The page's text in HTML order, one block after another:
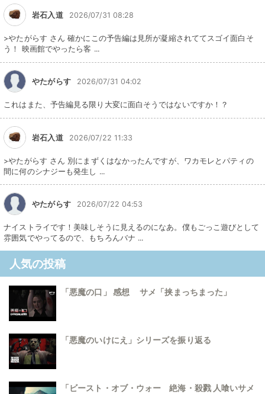
岩石入道 2026/07/31 08:28
>やたがらす さん 確かにこの予告編は見所が凝縮されててスゴイ面白そ
う！ 映画館でやったら客 ...
やたがらす 2026/07/31 04:02
これはまた、予告編見る限り大変に面白そうではないですか！？
岩石入道 2026/07/22 11:33
>やたがらす さん 別にまずくはなかったんですが、ワカモレとパティの
間に何のシナジーも発生し ...
やたがらす 2026/07/22 04:53
ナイストライです！美味しそうに見えるのになあ。僕もごっこ遊びとして
雰囲気でやってるので、もちろんバナ ...
人気の投稿
「悪魔の口」 感想 サメ「挟まっちまった」
「悪魔のいけにえ」シリーズを振り返る
「ビースト・オブ・ウォー 絶海・殺戮 人喰いサメ